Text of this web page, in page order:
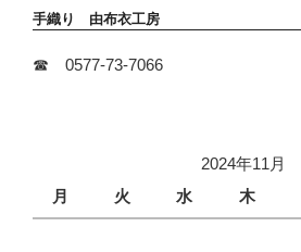
手織り 由布衣工房
☎ 0577-73-7066
2024年11月
月
火 水 木